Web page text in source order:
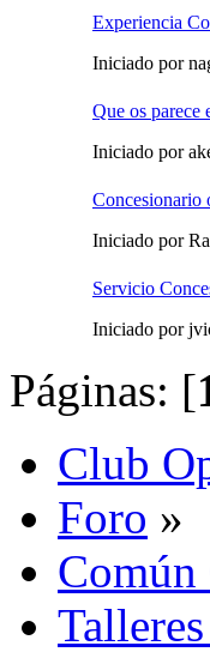
Experiencia
Iniciado por
Que os parece
Iniciado por
Concesionario
Iniciado por
Servicio
Iniciado por
Páginas: [
Club
Foro »